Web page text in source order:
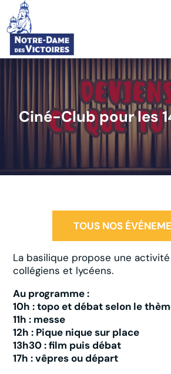
Ciné-Club pour les
TOUS NOS
La basilique propose une
collégiens et lycéens.
Au programme :
10h : topo et débat selon le
11h : messe
12h : Pique nique sur place
13h30 : film puis débat
17h : vêpres ou départ